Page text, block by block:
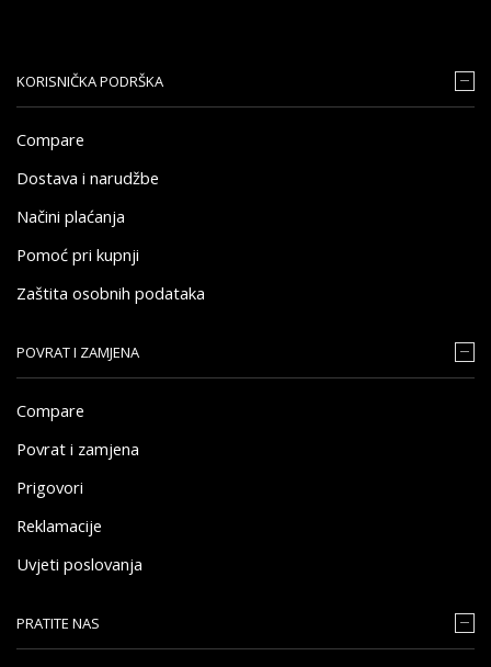
KORISNIČKA PODRŠKA
Compare
Dostava i narudžbe
Načini plaćanja
Pomoć pri kupnji
Zaštita osobnih podataka
POVRAT I ZAMJENA
Compare
Povrat i zamjena
Prigovori
Reklamacije
Uvjeti poslovanja
PRATITE NAS